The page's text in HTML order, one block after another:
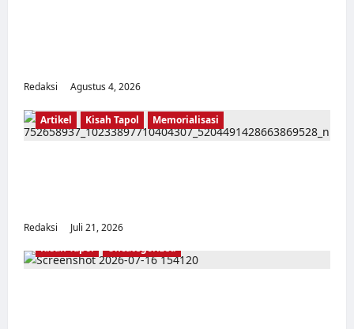
Redaksi Agustus 4, 2026
Artikel Kisah Tapol Memorialisasi
Redaksi Juli 21, 2026
Kisah Tapol
Uncategorized